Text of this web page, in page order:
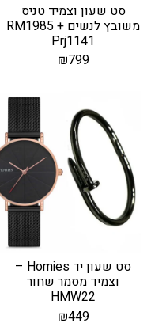
סט שעון וצמיד טניס
משובץ לנשים RM1985 +
Prj1141
₪799
סט שעון יד Homies –
וצמיד מסמר שחור
HMW22
₪449